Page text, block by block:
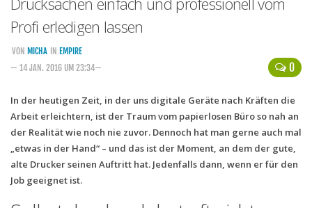
Kommende Smartwatches
Marken und Modelle
Handytarife
Smartphonetarife
Datentarife
o2
Smartphonetarife
Profi erledigen lassen
0
VON MICHA IN EMPIRE
— 14 JAN. 2016 UM 23:34—
In der heutigen Zeit, in der uns digitale Geräte nach Kräften die
Arbeit erleichtern, ist der Traum vom papierlosen Büro so nah an
der Realität wie noch nie zuvor. Dennoch hat man gerne auch mal
„etwas in der Hand“ – und das ist der Moment, an dem der gute,
alte Drucker seinen Auftritt hat. Jedenfalls dann, wenn er für den
Job geeignet ist.